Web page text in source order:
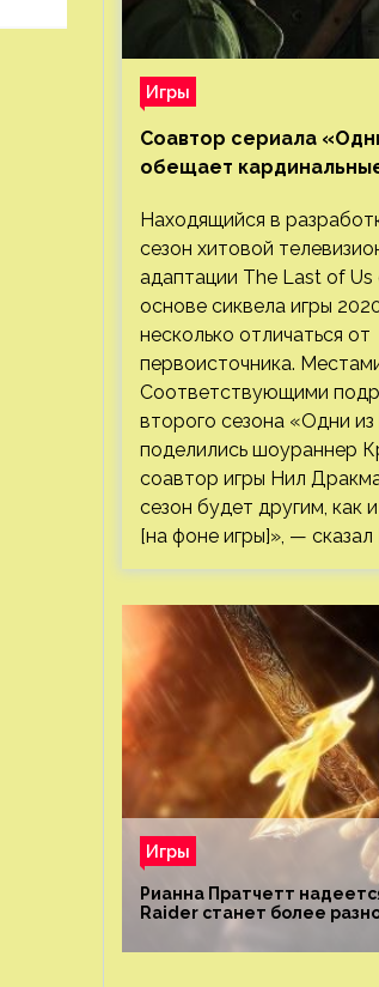
Игры
Соавтор сериала
обещает
Находящийся в
сезон хитовой
адаптации The Last of Us
основе сиквела игры
несколько отличаться от
первоисточника.
Соответствующими
второго сезона «Одни из
поделились шоураннер
соавтор игры Нил
сезон будет другим, как
[на фоне игры]», — сказал
Игры
Рианна Пратчетт
Raider станет более
плане репрезентации